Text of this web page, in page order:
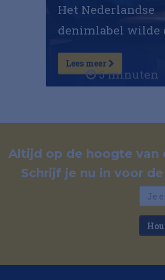
5 minuten
Het Nederlandse
denimlabel wilde
mode-industrie van
binnenuit
met recycling en
bewees dat
verduurzaming
technisch kan,
zakelijk een
Lees meer
Altijd op de hoogte van
Schrijf je nu in voor